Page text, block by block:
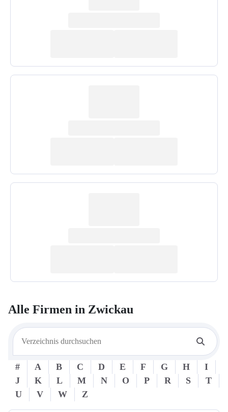
Alle Firmen in Zwickau
# A B C D E F G H
I
J
K L M N O P R S
T
U
V W Z